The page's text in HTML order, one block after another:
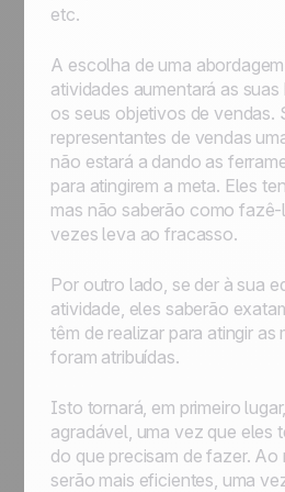
etc.
A escolha de uma
atividades aumentará as
os seus objetivos de vendas.
representantes de vendas
não estará a dando as
para atingirem a meta. Eles
mas não saberão como
vezes leva ao fracasso.
Por outro lado, se der à sua
atividade, eles saberão
têm de realizar para atingir as
foram atribuídas.
Isto tornará, em primeiro
agradável, uma vez que eles
do que precisam de fazer. Ao
serão mais eficientes, uma